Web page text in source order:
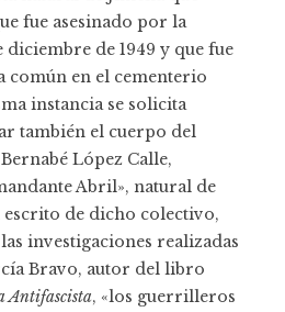
fue asesinado por la
de 1949 y que fue
común en el cementerio
instancia se solicita
también el cuerpo del
López Calle,
Abril», natural de
escrito de dicho colectivo,
investigaciones realizadas
Bravo, autor del libro
Antifascista, «los guerrilleros